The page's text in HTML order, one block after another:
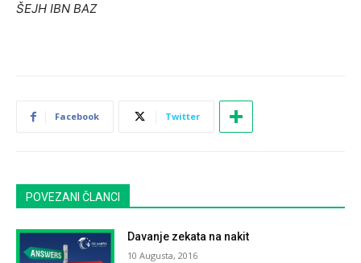
ŠEJH IBN BAZ
Facebook Twitter
POVEZANI ČLANCI
Davanje zekata na nakit
10 Augusta, 2016